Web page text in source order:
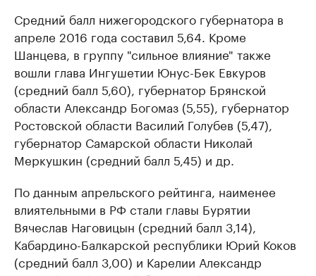
Средний балл нижегородского губернатора в
апреле 2016 года составил 5,64. Кроме
Шанцева, в группу "сильное влияние" также
вошли глава Ингушетии Юнус-Бек Евкуров
(средний балл 5,60), губернатор Брянской
области Александр Богомаз (5,55), губернатор
Ростовской области Василий Голубев (5,47),
губернатор Самарской области Николай
Меркушкин (средний балл 5,45) и др.
По данным апрельского рейтинга, наименее
влиятельными в РФ стали главы Бурятии
Вячеслав Наговицын (средний балл 3,14),
Кабардино-Балкарской республики Юрий Коков
(средний балл 3,00) и Карелии Александр